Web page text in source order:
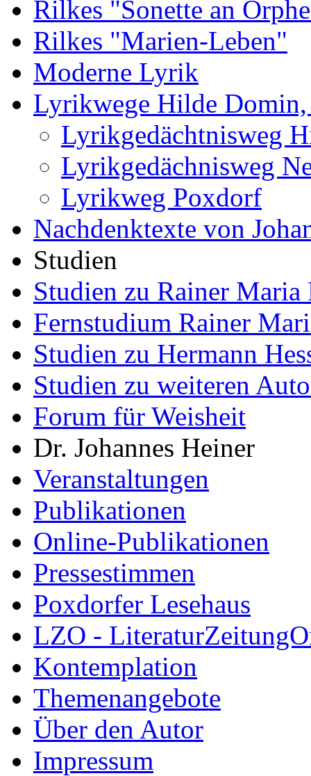
Rilkes "Sonette an
Rilkes "Marien-Leben"
Moderne Lyrik
Lyrikwege Hilde
Lyrikgedächtnisweg
Lyrikgedächnisweg
Lyrikweg Poxdorf
Nachdenktexte von
Studien
Studien zu Rainer Maria
Fernstudium Rainer
Studien zu Hermann
Studien zu weiteren
Forum für Weisheit
Dr. Johannes Heiner
Veranstaltungen
Publikationen
Online-Publikationen
Pressestimmen
Poxdorfer Lesehaus
LZO -
Kontemplation
Themenangebote
Über den Autor
Impressum